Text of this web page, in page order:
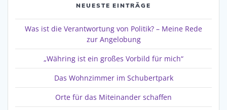
NEUESTE EINTRÄGE
Was ist die Verantwortung von Politik? – Meine Rede
zur Angelobung
„Währing ist ein großes Vorbild für mich“
Das Wohnzimmer im Schubertpark
Orte für das Miteinander schaffen